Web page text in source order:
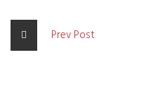
Prev Post